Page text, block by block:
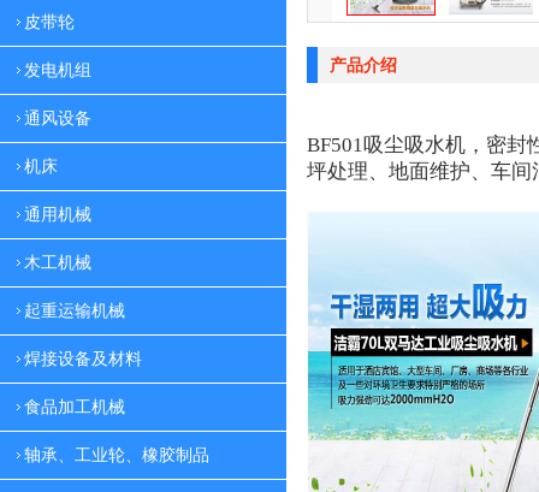
皮带轮
发电机组
通风设备
机床
通用机械
木工机械
起重运输机械
焊接设备及材料
食品加工机械
轴承、工业轮、橡胶制品
产品介绍
BF501吸尘吸水机，密封
坪处理、地面维护、车